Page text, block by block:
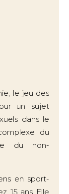
le jeu des
un sujet
dans le
du
du non-
en sport-
15 ans. Elle